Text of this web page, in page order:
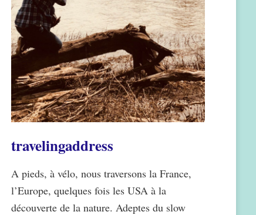
travelingaddress
A pieds, à vélo, nous traversons la France,
l’Europe, quelques fois les USA à la
découverte de la nature. Adeptes du slow